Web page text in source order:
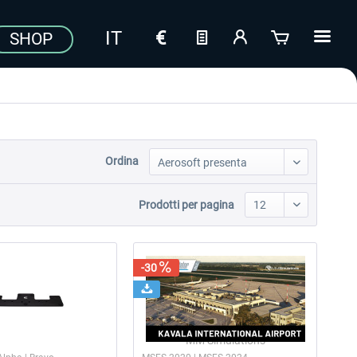
SHOP
Ordina
Prodotti per pagina
-30
MM Simulations